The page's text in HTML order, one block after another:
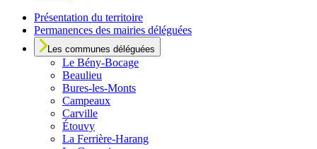
Présentation du territoire
Permanences des mairies déléguées
Les communes déléguées
Le Bény-Bocage
Beaulieu
Bures-les-Monts
Campeaux
Carville
Étouvy
La Ferrière-Harang